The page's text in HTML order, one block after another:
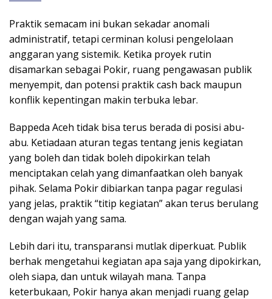
Praktik semacam ini bukan sekadar anomali
administratif, tetapi cerminan kolusi pengelolaan
anggaran yang sistemik. Ketika proyek rutin
disamarkan sebagai Pokir, ruang pengawasan publik
menyempit, dan potensi praktik cash back maupun
konflik kepentingan makin terbuka lebar.
Bappeda Aceh tidak bisa terus berada di posisi abu-
abu. Ketiadaan aturan tegas tentang jenis kegiatan
yang boleh dan tidak boleh dipokirkan telah
menciptakan celah yang dimanfaatkan oleh banyak
pihak. Selama Pokir dibiarkan tanpa pagar regulasi
yang jelas, praktik “titip kegiatan” akan terus berulang
dengan wajah yang sama.
Lebih dari itu, transparansi mutlak diperkuat. Publik
berhak mengetahui kegiatan apa saja yang dipokirkan,
oleh siapa, dan untuk wilayah mana. Tanpa
keterbukaan, Pokir hanya akan menjadi ruang gelap